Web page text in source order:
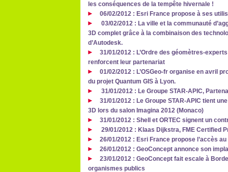
les conséquences de la tempête hivernale !
06/02/2012 : Esri France propose à ses
03/02/2012 : La ville et la communauté
3D complet grâce à la combinaison des
d’Autodesk.
31/01/2012 : L’Ordre des géomètres-
renforcent leur partenariat
01/02/2012 : L’OSGeo-fr organise en avril
du projet Quantum GIS à Lyon.
31/01/2012 : Le Groupe STAR-APIC,
31/01/2012 : Le Groupe STAR-APIC tient
3D lors du salon Imagina 2012 (Monaco)
31/01/2012 : Shell et ORTEC signent un
29/01/2012 : Klaas Dijkstra, FME Certified
26/01/2012 : Esri France propose l’accès
26/01/2012 : GeoConcept annonce son
23/01/2012 : GeoConcept fait escale à
organismes publics